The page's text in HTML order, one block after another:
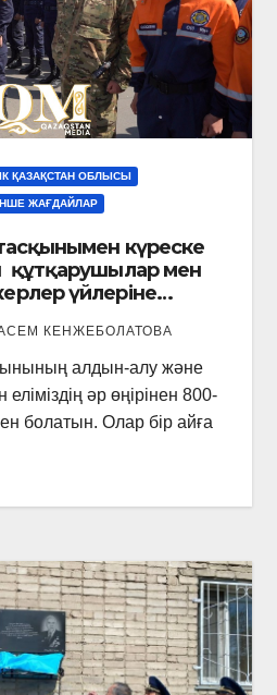
ҚАЗАҚСТАН ОБЛЫСЫ
ЖАҒДАЙЛАР
күреске
құтқарушылар мен
үйлеріне
КЕНЖЕБОЛАТОВА
алдын-алу және
әр өңірінен 800-
болатын. Олар бір айға